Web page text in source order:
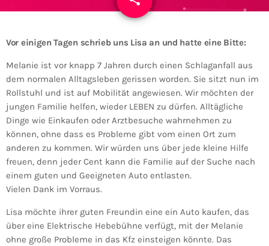
Vor einigen Tagen schrieb uns Lisa an und hatte eine Bitte:
Melanie ist vor knapp 7 Jahren durch einen Schlaganfall aus
dem normalen Alltagsleben gerissen worden. Sie sitzt nun im
Rollstuhl und ist auf Mobilität angewiesen. Wir möchten der
jungen Familie helfen, wieder LEBEN zu dürfen. Alltägliche
Dinge wie Einkaufen oder Arztbesuche wahrnehmen zu
können, ohne dass es Probleme gibt vom einen Ort zum
anderen zu kommen. Wir würden uns über jede kleine Hilfe
freuen, denn jeder Cent kann die Familie auf der Suche nach
einem guten und Geeigneten Auto entlasten.
Vielen Dank im Vorraus.
Lisa möchte ihrer guten Freundin eine ein Auto kaufen, das
über eine Elektrische Hebebühne verfügt, mit der Melanie
ohne große Probleme in das Kfz einsteigen könnte. Das